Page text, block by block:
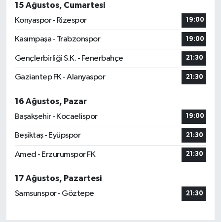
15 Ağustos, Cumartesi
Konyaspor - Rizespor
19:00
Kasımpaşa - Trabzonspor 19:00
Gençlerbirliği S.K. - Fenerbahçe 21:30
Gaziantep FK - Alanyaspor 21:30
16 Ağustos, Pazar
Başakşehir - Kocaelispor
19:00
Beşiktaş - Eyüpspor 21:30
Amed - Erzurumspor FK 21:30
17 Ağustos, Pazartesi
Samsunspor - Göztepe
21:30